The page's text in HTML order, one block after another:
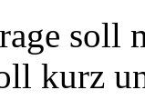
soll
kurz